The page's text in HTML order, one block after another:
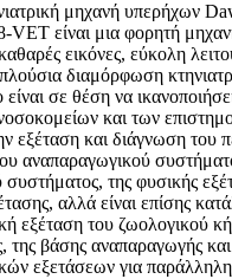
μηχανή υπερήχων
VET είναι μια φορητή
εικόνες, εύκολη
διαμόρφωση
σε θέση να
και των
εξέταση και διάγνωση του
αναπαραγωγικού
συστήματος, της φυσικής
αλλά είναι επίσης
εξέταση του ζωολογικού
της βάσης αναπαραγωγής
εξετάσεων για